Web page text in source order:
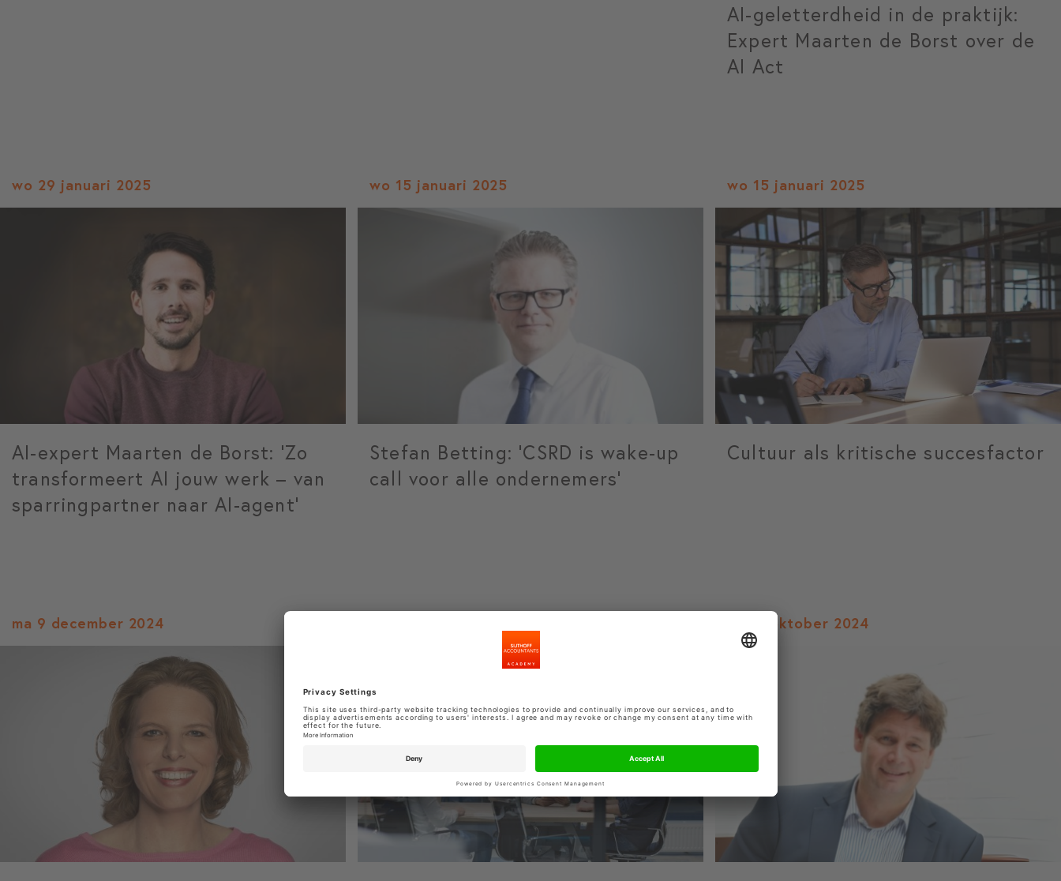
AI-geletterdheid in de praktijk:
Expert Maarten de Borst over de
AI Act
wo 29 januari 2025
AI-expert Maarten de Borst: ‘Zo
transformeert AI jouw werk – van
sparringpartner naar AI-agent’
wo 15 januari 2025
Stefan Betting: ‘CSRD is wake-up
call voor alle ondernemers’
wo 15 januari 2025
Cultuur als kritische succesfactor
ma 9 december 2024 do 17 oktober 2024